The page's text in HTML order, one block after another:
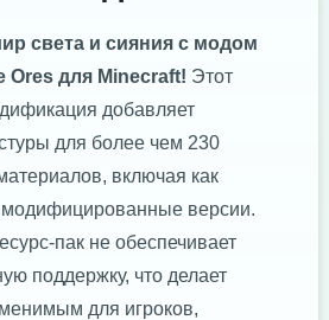
света и сияния с модом
Ores для Minecraft! Этот
добавляет
для более чем 230
включая как
модифицированные версии.
пак не обеспечивает
поддержку, что делает
для игроков,